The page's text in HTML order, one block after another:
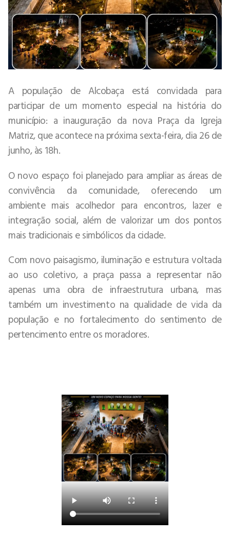
A população de Alcobaça está convidada para
participar de um momento especial na história do
município: a inauguração da nova Praça da Igreja
Matriz, que acontece na próxima sexta-feira, dia 26 de
junho, às 18h.
O novo espaço foi planejado para ampliar as áreas de
convivência da comunidade, oferecendo um
ambiente mais acolhedor para encontros, lazer e
integração social, além de valorizar um dos pontos
mais tradicionais e simbólicos da cidade.
Com novo paisagismo, iluminação e estrutura voltada
ao uso coletivo, a praça passa a representar não
apenas uma obra de infraestrutura urbana, mas
também um investimento na qualidade de vida da
população e no fortalecimento do sentimento de
pertencimento entre os moradores.